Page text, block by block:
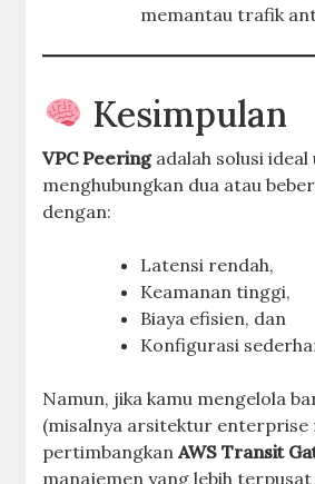
memantau trafik
Kesimpulan
VPC Peeringadalah solusi ideal
menghubungkan dua atau
dengan:
Latensi rendah,
Keamanan tinggi,
Biaya efisien, dan
Konfigurasi
Namun, jika kamu mengelola
(misalnya arsitektur
pertimbangkanAWS Transit
manajemen yang lebih terpusat